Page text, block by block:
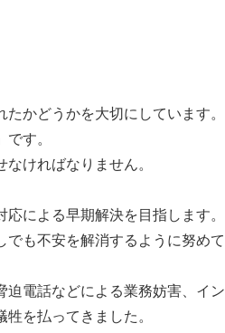
かどうかを大切にしています。
す。
ければなりません。
による早期解決を目指します。
でも不安を解消するように努めて
迫電話などによる業務妨害、イン
を払ってきました。